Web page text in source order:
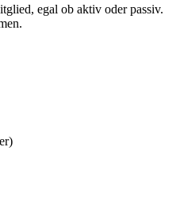
egal ob aktiv oder passiv.